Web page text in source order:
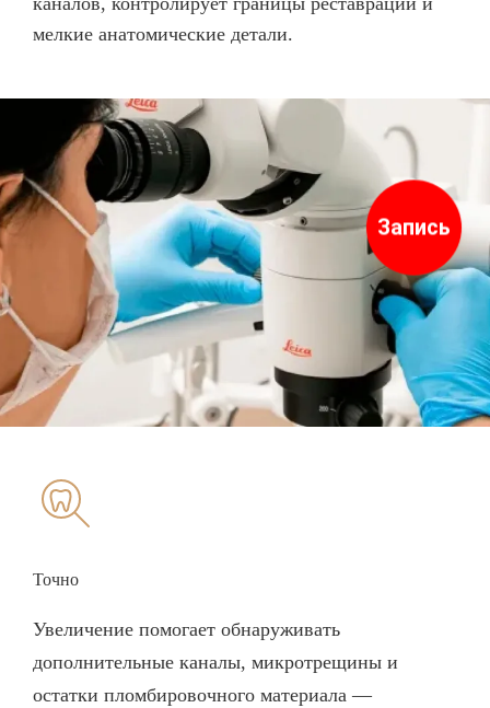
Запись
мелкие анатомические детали.
Точно
Увеличение помогает обнаруживать
дополнительные каналы, микротрещины и
остатки пломбировочного материала —